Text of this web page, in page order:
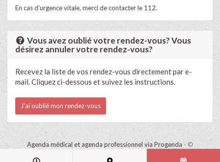
En cas d'urgence vitale, merci de contacter le 112.
Vous avez oublié votre rendez-vous? Vous
désirez annuler votre rendez-vous?
Recevez la liste de vos rendez-vous directement par e-
mail. Cliquez ci-dessous et suivez les instructions.
J'ai oublié mon rendez-vous
Agenda médical et agenda professionnel via Progenda - ©